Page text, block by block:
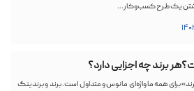
یک طرح کسب‌وکار...
برند چه اجزایی دارد؟
برای همه ما واژه‌ای مانوس و متداول است. برند و برندینگ